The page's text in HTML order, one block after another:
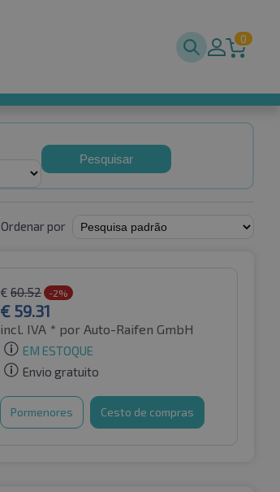
0
Pesquisar
Ordenar por
€ 60.52 -2%
€ 59.31
incl. IVA * por Auto-Raifen GmbH
EM ESTOQUE
Envio gratuito
Pormenores Cesto de compras